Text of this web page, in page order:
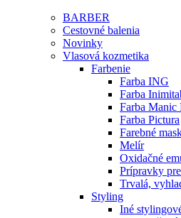
BARBER
Cestovné balenia
Novinky
Vlasová kozmetika
Farbenie
Farba ING
Farba
Farba Manic
Farba Pictura
Farebné
Melír
Oxidačné
Prípravky
Trvalá,
Styling
Iné